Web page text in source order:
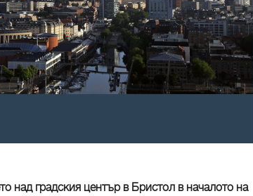
над градския център в Бристол в началото на